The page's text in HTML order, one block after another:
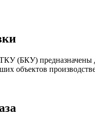
(БКУ) предназначены
объектов